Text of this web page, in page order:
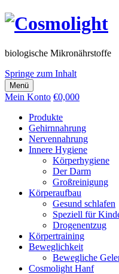
biologische Mikronährstoffe
Springe zum Inhalt
Menü
Mein Konto €0,000
Produkte
Gehirnnahrung
Nervennahrung
Innere Hygiene
Körperhygiene
Der Darm
Großreinigung
Körperaufbau
Gesund schlafen
Speziell für
Drogenentzug
Körpertraining
Beweglichkeit
Bewegliche
Cosmolight Hanf